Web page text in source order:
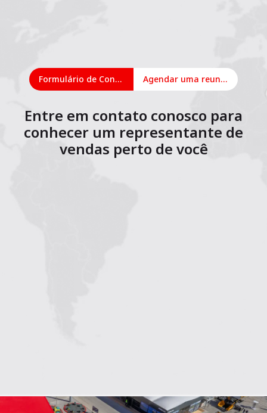
Formulário de Contato Agendar uma reunião on-line
Entre em contato conosco para
conhecer um representante de
vendas perto de você